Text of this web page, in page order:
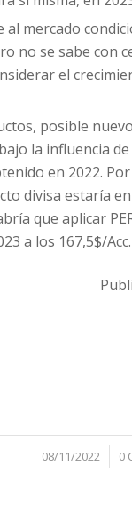
al mercado
no se sabe con
el
posible
la influencia
en 2022.
divisa estaría
que aplicar
a los 167,5$/Acc.
08/11/2022
/ 0